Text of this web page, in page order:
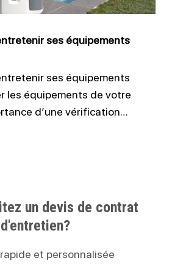
ses équipements
ses équipements
les équipements de votre
d’une vérification…
un devis de contrat
d'entretien?
et personnalisée